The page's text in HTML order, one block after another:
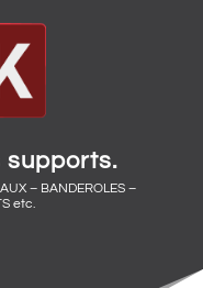
supports.
– BANDEROLES –
etc.